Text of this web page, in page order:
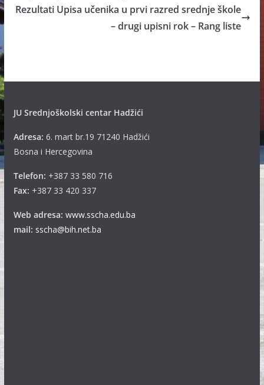
Rezultati Upisa učenika u prvi razred srednje škole
– drugi upisni rok – Rang liste
JU Srednjoškolski centar Hadžići
Adresa: 6. mart br.19 71240 Hadžići
Bosna i Hercegovina
Telefon: +387 33 580 716
Fax: +387 33 420 337
Web adresa: www.sscha.edu.ba
mail: sscha@bih.net.ba